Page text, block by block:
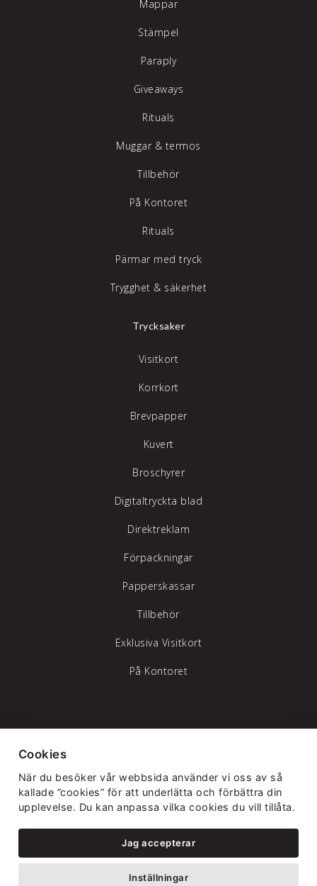
Mappar
Stämpel
Paraply
Giveaways
Rituals
Muggar & termos
Tillbehör
På Kontoret
Rituals
Pärmar med tryck
Trygghet & säkerhet
Trycksaker
Visitkort
Korrkort
Brevpapper
Kuvert
Broschyrer
Digitaltryckta blad
Direktreklam
Förpackningar
Papperskassar
Tillbehör
Exklusiva Visitkort
På Kontoret
Gamledammvägen 11 302 41 Halmstad
Cookies
När du besöker vår webbsida använder vi oss av så
kallade ”cookies” för att underlätta och förbättra din
upplevelse. Du kan anpassa vilka cookies du vill tillåta.
Jag accepterar
Inställningar